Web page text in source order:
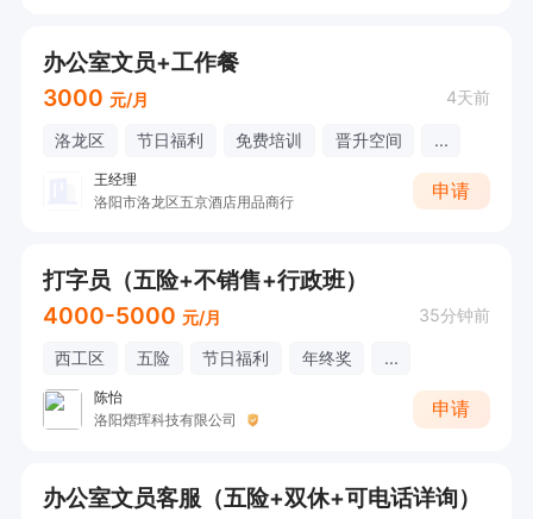
办公室文员+工作餐
3000 元/月 4天前
洛龙区 节日福利 免费培训 晋升空间 ...
王经理
洛阳市洛龙区五京酒店用品商行
申请
打字员（五险+不销售+行政班）
4000-5000 元/月 35分钟前
西工区 五险 节日福利 年终奖 ...
陈怡
洛阳熠珲科技有限公司
申请
办公室文员客服（五险+双休+可电话详询）